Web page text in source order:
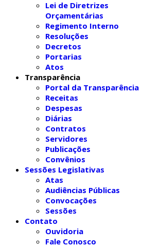
Lei de Diretrizes
Orçamentárias
Regimento Interno
Resoluções
Decretos
Portarias
Atos
Transparência
Portal da Transparência
Receitas
Despesas
Diárias
Contratos
Servidores
Publicações
Convênios
Sessões Legislativas
Atas
Audiências Públicas
Convocações
Sessões
Contato
Ouvidoria
Fale Conosco